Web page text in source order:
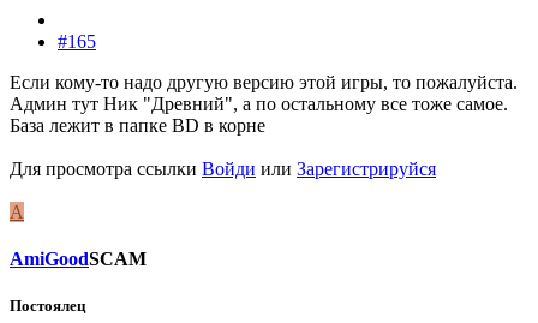
#165
Если кому-то надо другую версию этой игры, то пожалуйста.
Админ тут Ник "Древний", а по остальному все тоже самое.
База лежит в папке BD в корне
Для просмотра ссылки Войди или Зарегистрируйся
A
AmiGoodSCAM
Постоялец